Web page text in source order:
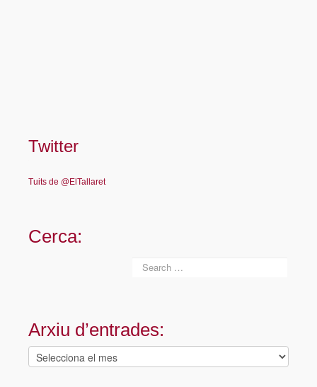
Twitter
Tuits de @ElTallaret
Cerca:
Arxiu d’entrades:
Arxiu
d’entrades: